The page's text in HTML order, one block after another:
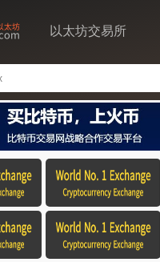
以太坊交易所